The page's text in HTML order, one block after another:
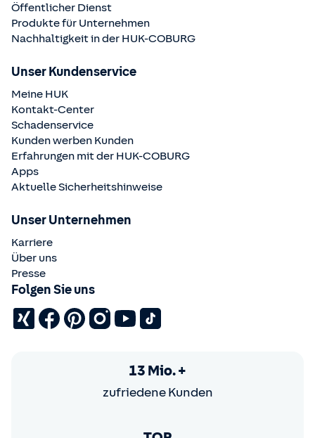
Öffentlicher Dienst
Produkte für Unternehmen
Nachhaltigkeit in der HUK-COBURG
Unser Kundenservice
Meine HUK
Kontakt-Center
Schadenservice
Kunden werben Kunden
Erfahrungen mit der HUK-COBURG
Apps
Aktuelle Sicherheitshinweise
Unser Unternehmen
Karriere
Über uns
Presse
Folgen Sie uns
13 Mio. +
zufriedene Kunden